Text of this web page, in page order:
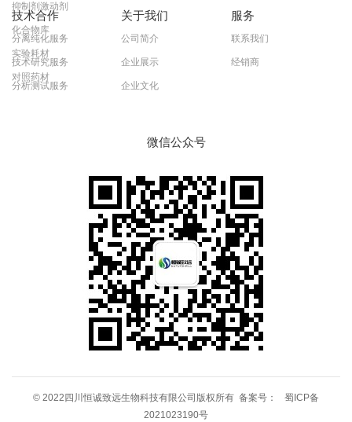
抑制剂激动剂
化合物库
实验耗材
对照药材
技术合作
分离纯化服务
技术研究服务
分析测试服务
关于我们
公司简介
企业展示
企业文化
服务
联系我们
经销商
微信公众号
© 2022四川恒诚致远生物科技有限公司版权所有 备案号：
蜀ICP备
2021023190号